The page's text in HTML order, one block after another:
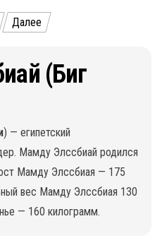
Далее
(Биг
) — египетский
Мамду Элссбиай родился
Мамду Элссбиая — 175
вес Мамду Элссбиая 130
— 160 килограмм.